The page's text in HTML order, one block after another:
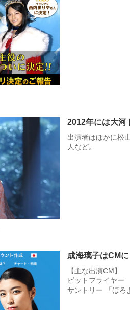
2012年には大河
出演者はほかに松
人など。
成海璃子はCM
【主な出演CM】
ビットフライヤー
サントリー 「ほろ